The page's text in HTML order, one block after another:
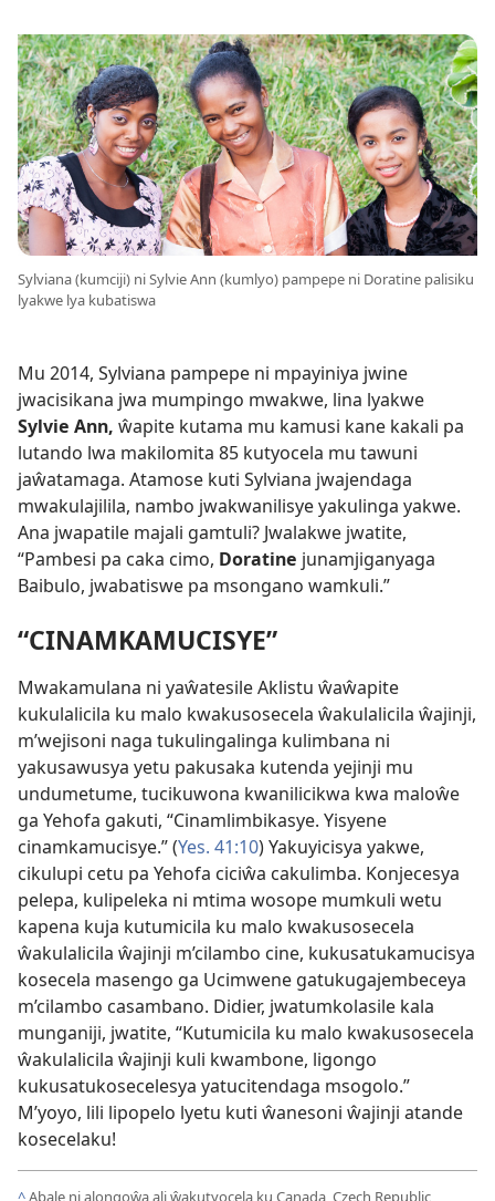
Sylviana (kumciji) ni Sylvie Ann (kumlyo) pampepe ni Doratine palisiku
lyakwe lya kubatiswa
Mu 2014, Sylviana pampepe ni mpayiniya jwine
jwacisikana jwa mumpingo mwakwe, lina lyakwe
Sylvie Ann, ŵapite kutama mu kamusi kane kakali pa
lutando lwa makilomita 85 kutyocela mu tawuni
jaŵatamaga. Atamose kuti Sylviana jwajendaga
mwakulajilila, nambo jwakwanilisye yakulinga yakwe.
Ana jwapatile majali gamtuli? Jwalakwe jwatite,
“Pambesi pa caka cimo, Doratine junamjiganyaga
Baibulo, jwabatiswe pa msongano wamkuli.”
“CINAMKAMUCISYE”
Mwakamulana ni yaŵatesile Aklistu ŵaŵapite
kukulalicila ku malo kwakusosecela ŵakulalicila ŵajinji,
m’wejisoni naga tukulingalinga kulimbana ni
yakusawusya yetu pakusaka kutenda yejinji mu
undumetume, tucikuwona kwanilicikwa kwa maloŵe
ga Yehofa gakuti, “Cinamlimbikasye. Yisyene
cinamkamucisye.” (Yes. 41:10) Yakuyicisya yakwe,
cikulupi cetu pa Yehofa ciciŵa cakulimba. Konjecesya
pelepa, kulipeleka ni mtima wosope mumkuli wetu
kapena kuja kutumicila ku malo kwakusosecela
ŵakulalicila ŵajinji m’cilambo cine, kukusatukamucisya
kosecela masengo ga Ucimwene gatukugajembeceya
m’cilambo casambano. Didier, jwatumkolasile kala
munganiji, jwatite, “Kutumicila ku malo kwakusosecela
ŵakulalicila ŵajinji kuli kwambone, ligongo
kukusatukosecelesya yatucitendaga msogolo.”
M’yoyo, lili lipopelo lyetu kuti ŵanesoni ŵajinji atande
kosecelaku!
^Abale ni alongoŵa ali ŵakutyocela ku Canada, Czech Republic,